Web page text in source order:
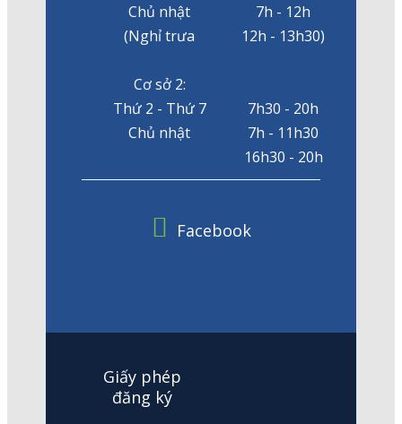
Chủ nhật
7h - 12h
(Nghỉ trưa
12h - 13h30)
Cơ sở 2:
Thứ 2 - Thứ 7
7h30 - 20h
Chủ nhật
7h - 11h30
16h30 - 20h
Facebook
Giấy phép
đăng ký